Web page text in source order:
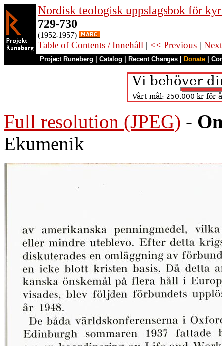
Nordisk teologisk uppslagsbok för
729-730
(1952-1957)
Table of Contents / Innehåll | << Previous |
Project Runeberg Catalog Recent Changes Donate
Full resolution (JPEG) -
Ekumenik